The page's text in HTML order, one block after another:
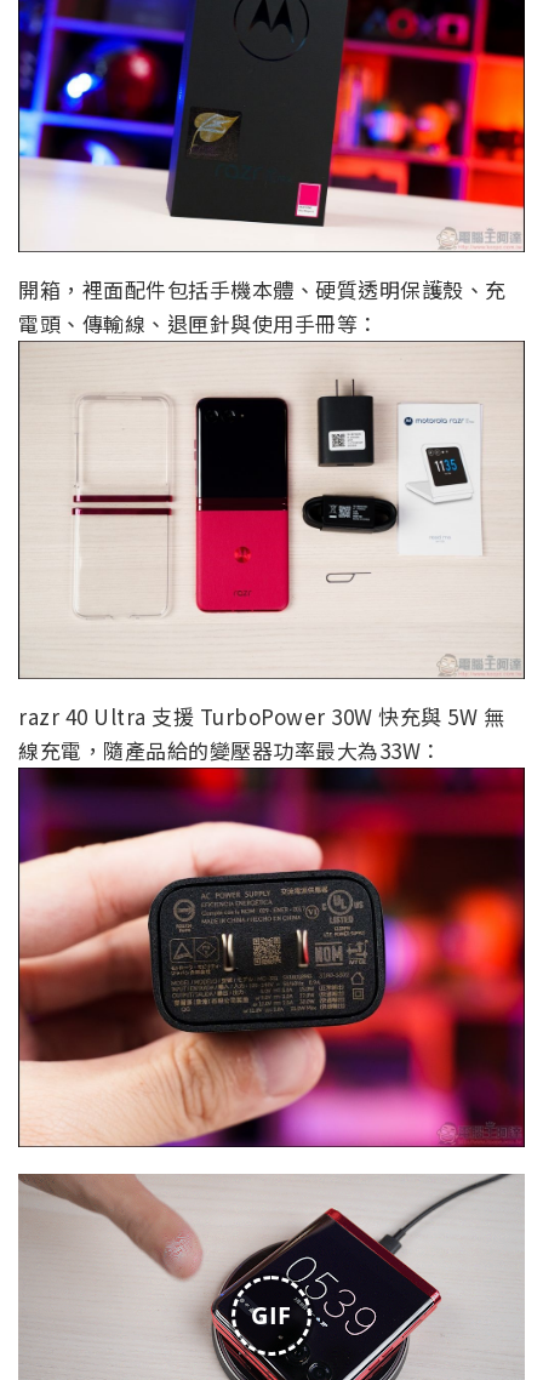
開箱，裡面配件包括手機本體、硬質透明保護殼、充
電頭、傳輸線、退匣針與使用手冊等：
razr 40 Ultra 支援 TurboPower 30W 快充與 5W 無
線充電，隨產品給的變壓器功率最大為33W：
GIF